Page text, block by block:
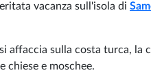
vacanza sull'isola di
affaccia sulla costa turca, la
chiese e moschee.